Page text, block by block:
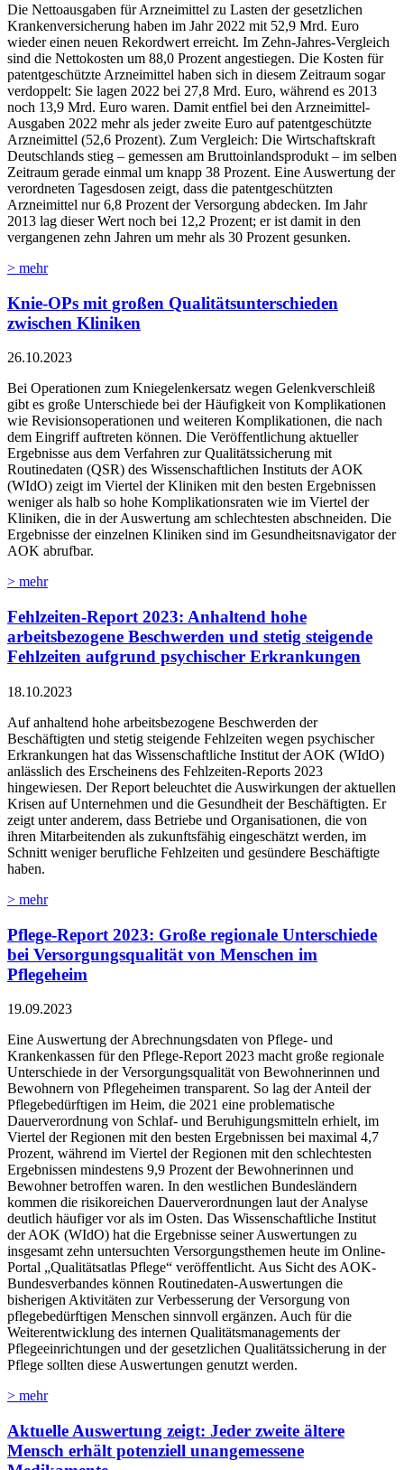
Die Nettoausgaben für Arzneimittel zu Lasten der gesetzlichen
Krankenversicherung haben im Jahr 2022 mit 52,9 Mrd. Euro
wieder einen neuen Rekordwert erreicht. Im Zehn-Jahres-Vergleich
sind die Nettokosten um 88,0 Prozent angestiegen. Die Kosten für
patentgeschützte Arzneimittel haben sich in diesem Zeitraum sogar
verdoppelt: Sie lagen 2022 bei 27,8 Mrd. Euro, während es 2013
noch 13,9 Mrd. Euro waren. Damit entfiel bei den Arzneimittel-
Ausgaben 2022 mehr als jeder zweite Euro auf patentgeschützte
Arzneimittel (52,6 Prozent). Zum Vergleich: Die Wirtschaftskraft
Deutschlands stieg – gemessen am Bruttoinlandsprodukt – im selben
Zeitraum gerade einmal um knapp 38 Prozent. Eine Auswertung der
verordneten Tagesdosen zeigt, dass die patentgeschützten
Arzneimittel nur 6,8 Prozent der Versorgung abdecken. Im Jahr
2013 lag dieser Wert noch bei 12,2 Prozent; er ist damit in den
vergangenen zehn Jahren um mehr als 30 Prozent gesunken.
> mehr
Knie-OPs mit großen Qualitätsunterschieden
zwischen Kliniken
26.10.2023
Bei Operationen zum Kniegelenkersatz wegen Gelenkverschleiß
gibt es große Unterschiede bei der Häufigkeit von Komplikationen
wie Revisionsoperationen und weiteren Komplikationen, die nach
dem Eingriff auftreten können. Die Veröffentlichung aktueller
Ergebnisse aus dem Verfahren zur Qualitätssicherung mit
Routinedaten (QSR) des Wissenschaftlichen Instituts der AOK
(WIdO) zeigt im Viertel der Kliniken mit den besten Ergebnissen
weniger als halb so hohe Komplikationsraten wie im Viertel der
Kliniken, die in der Auswertung am schlechtesten abschneiden. Die
Ergebnisse der einzelnen Kliniken sind im Gesundheitsnavigator der
AOK abrufbar.
> mehr
Fehlzeiten-Report 2023: Anhaltend hohe
arbeitsbezogene Beschwerden und stetig steigende
Fehlzeiten aufgrund psychischer Erkrankungen
18.10.2023
Auf anhaltend hohe arbeitsbezogene Beschwerden der
Beschäftigten und stetig steigende Fehlzeiten wegen psychischer
Erkrankungen hat das Wissenschaftliche Institut der AOK (WIdO)
anlässlich des Erscheinens des Fehlzeiten-Reports 2023
hingewiesen. Der Report beleuchtet die Auswirkungen der aktuellen
Krisen auf Unternehmen und die Gesundheit der Beschäftigten. Er
zeigt unter anderem, dass Betriebe und Organisationen, die von
ihren Mitarbeitenden als zukunftsfähig eingeschätzt werden, im
Schnitt weniger berufliche Fehlzeiten und gesündere Beschäftigte
haben.
> mehr
Pflege-Report 2023: Große regionale Unterschiede
bei Versorgungsqualität von Menschen im
Pflegeheim
19.09.2023
Eine Auswertung der Abrechnungsdaten von Pflege- und
Krankenkassen für den Pflege-Report 2023 macht große regionale
Unterschiede in der Versorgungsqualität von Bewohnerinnen und
Bewohnern von Pflegeheimen transparent. So lag der Anteil der
Pflegebedürftigen im Heim, die 2021 eine problematische
Dauerverordnung von Schlaf- und Beruhigungsmitteln erhielt, im
Viertel der Regionen mit den besten Ergebnissen bei maximal 4,7
Prozent, während im Viertel der Regionen mit den schlechtesten
Ergebnissen mindestens 9,9 Prozent der Bewohnerinnen und
Bewohner betroffen waren. In den westlichen Bundesländern
kommen die risikoreichen Dauerverordnungen laut der Analyse
deutlich häufiger vor als im Osten. Das Wissenschaftliche Institut
der AOK (WIdO) hat die Ergebnisse seiner Auswertungen zu
insgesamt zehn untersuchten Versorgungsthemen heute im Online-
Portal „Qualitätsatlas Pflege“ veröffentlicht. Aus Sicht des AOK-
Bundesverbandes können Routinedaten-Auswertungen die
bisherigen Aktivitäten zur Verbesserung der Versorgung von
pflegebedürftigen Menschen sinnvoll ergänzen. Auch für die
Weiterentwicklung des internen Qualitätsmanagements der
Pflegeeinrichtungen und der gesetzlichen Qualitätssicherung in der
Pflege sollten diese Auswertungen genutzt werden.
> mehr
Aktuelle Auswertung zeigt: Jeder zweite ältere
Mensch erhält potenziell unangemessene